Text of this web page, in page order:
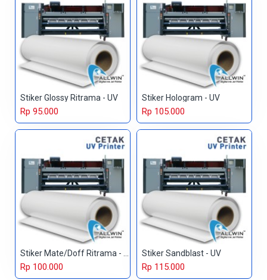
Stiker Glossy Ritrama - UV
Rp 95.000
Stiker Hologram - UV
Rp 105.000
Rp 100.000
Stiker Sandblast - UV
Rp 115.000